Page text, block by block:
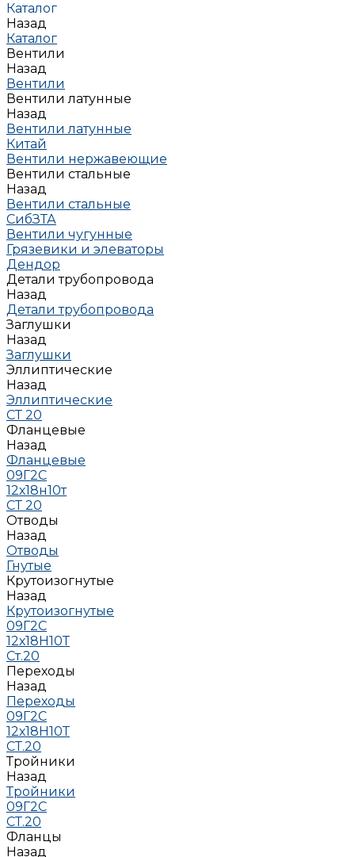
Каталог
Назад
Каталог
Вентили
Назад
Вентили
Вентили латунные
Назад
Вентили латунные
Китай
Вентили нержавеющие
Вентили стальные
Назад
Вентили стальные
СибЗТА
Вентили чугунные
Грязевики и элеваторы
Дендор
Детали трубопровода
Назад
Детали трубопровода
Заглушки
Назад
Заглушки
Эллиптические
Назад
Эллиптические
СТ 20
Фланцевые
Назад
Фланцевые
09Г2С
12х18н10т
СТ 20
Отводы
Назад
Отводы
Гнутые
Крутоизогнутые
Назад
Крутоизогнутые
09Г2С
12х18Н10Т
Ст.20
Переходы
Назад
Переходы
09Г2С
12х18Н10Т
СТ.20
Тройники
Назад
Тройники
09Г2С
СТ.20
Фланцы
Назад